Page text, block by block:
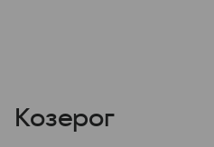
Козерог